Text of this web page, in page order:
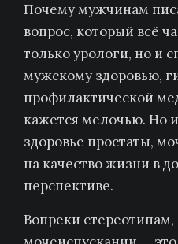
Почему мужчинам
вопрос, который всё
только урологи, но и
мужскому здоровью,
профилактической
кажется мелочью. Но
здоровье простаты,
на качество жизни в
перспективе.
Вопреки стереотипам,